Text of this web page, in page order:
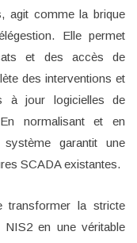
agit comme la brique
Elle permet
et des accès de
des interventions et
à jour logicielles de
En normalisant et en
garantit une
SCADA existantes.
transformer la stricte
en une véritable